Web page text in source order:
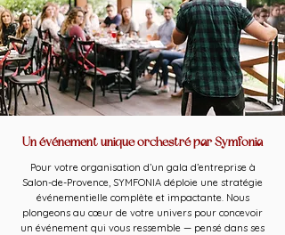
Un événement unique orchestré par Symfonia
Pour votre organisation d’un gala d’entreprise à
Salon-de-Provence, SYMFONIA déploie une stratégie
événementielle complète et impactante. Nous
plongeons au cœur de votre univers pour concevoir
un événement qui vous ressemble — pensé dans ses